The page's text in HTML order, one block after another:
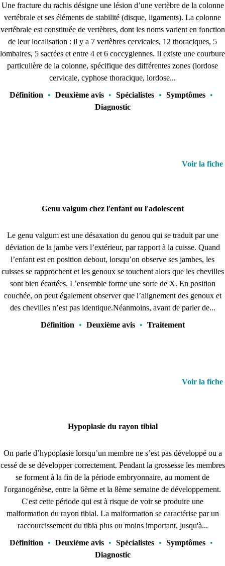
Une fracture du rachis désigne une lésion d’une vertèbre de la colonne
vertébrale et ses éléments de stabilité (disque, ligaments). La colonne
vertébrale est constituée de vertèbres, dont les noms varient en fonction
de leur localisation : il y a 7 vertèbres cervicales, 12 thoraciques, 5
lombaires, 5 sacrées et entre 4 et 6 coccygiennes. Il existe une courbure
particulière de la colonne, spécifique des différentes zones (lordose
cervicale, cyphose thoracique, lordose...
Définition
• Deuxième avis • Spécialistes • Symptômes •
Diagnostic
Voir la fiche
Genu valgum chez l'enfant ou l'adolescent
Le genu valgum est une désaxation du genou qui se traduit par une
déviation de la jambe vers l’extérieur, par rapport à la cuisse. Quand
l’enfant est en position debout, lorsqu’on observe ses jambes, les
cuisses se rapprochent et les genoux se touchent alors que les chevilles
sont bien écartées. L’ensemble forme une sorte de X. En position
couchée, on peut également observer que l’alignement des genoux et
des chevilles n’est pas identique.Néanmoins, avant de parler de...
Définition
• Deuxième avis • Traitement
Voir la fiche
Hypoplasie du rayon tibial
On parle d’hypoplasie lorsqu’un membre ne s’est pas développé ou a
cessé de se développer correctement. Pendant la grossesse les membres
se forment à la fin de la période embryonnaire, au moment de
l'organogénèse, entre la 6ème et la 8ème semaine de développement.
C'est cette période qui est à risque de voir se produire une
malformation du rayon tibial. La malformation se caractérise par un
raccourcissement du tibia plus ou moins important, jusqu'à...
Définition
• Deuxième avis • Spécialistes • Symptômes •
Diagnostic